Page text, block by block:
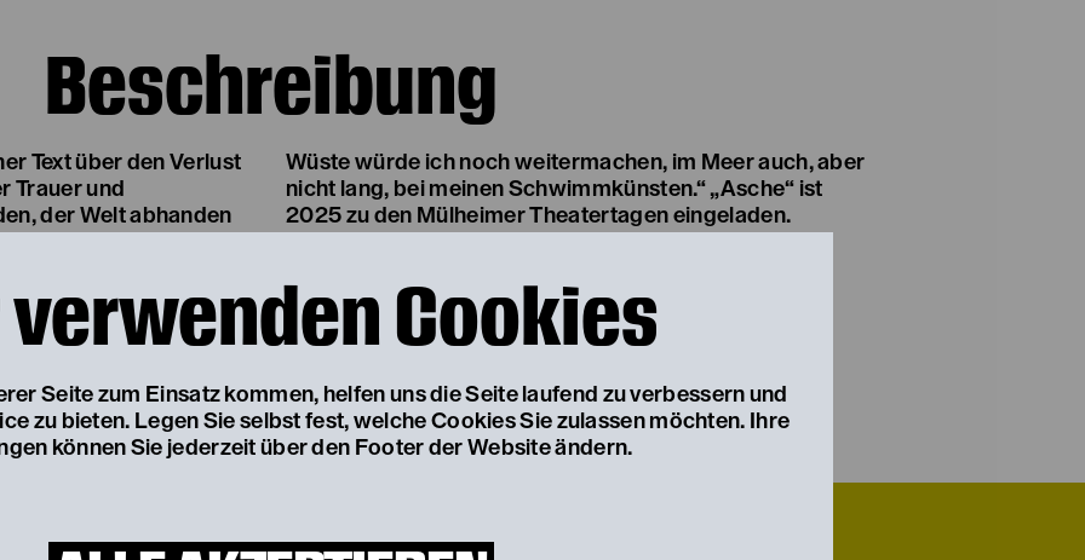
Cookies
Seite zum Einsatz kommen, helfen uns die Seite laufend zu verbessern und
zu bieten. Legen Sie selbst fest, welche Cookies Sie zulassen möchten. Ihre
können Sie jederzeit über den Footer der Website ändern.
Beschreibung
Text über den Verlust
Trauer und
der Welt abhanden
nicht mehr da ist,
wenn uns
abhandenkommt?
sie selbst sagt, ein
„Ich sehe, die Regie
Asche. Das hab ich
weiter, sogar in der
im Meer auch, aber
„Asche“ ist
2025 zu den Mülheimer Theatertagen eingeladen.
1Stunde 40 Minuten, keine Pause
ALTERSEMPFEHLUNG: